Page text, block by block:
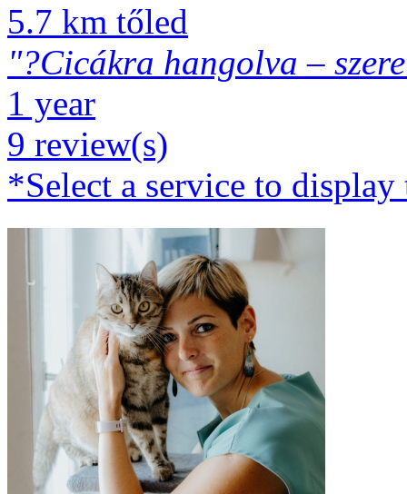
5.7 km tőled
"?Cicákra hangolva –
1 year
9 review(s)
*Select a service to